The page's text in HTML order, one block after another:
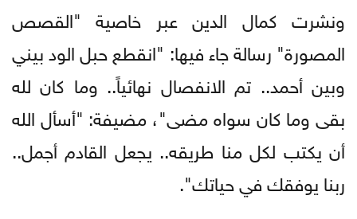
ونشرت كمال الدين عبر خاصية "القصص
المصورة" رسالة جاء فيها: "انقطع حبل الود بيني
وبين أحمد.. تم الانفصال نهائياً.. وما كان لله
بقى وما كان سواه مضى"، مضيفة: "أسأل الله
أن يكتب لكل منا طريقه.. يجعل القادم أجمل..
ربنا يوفقك في حياتك".